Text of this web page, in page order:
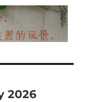
大校
2026